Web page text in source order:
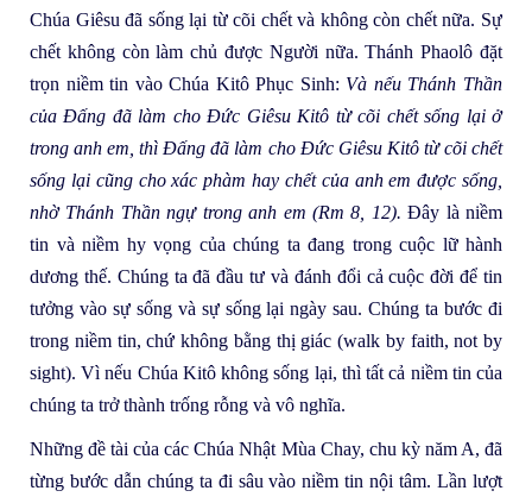
Chúa Giêsu đã sống lại từ cõi chết và không còn chết nữa. Sự
chết không còn làm chủ được Người nữa. Thánh Phaolô đặt
trọn niềm tin vào Chúa Kitô Phục Sinh: Và nếu Thánh Thần
của Đấng đã làm cho Đức Giêsu Kitô từ cõi chết sống lại ở
trong anh em, thì Đấng đã làm cho Đức Giêsu Kitô từ cõi chết
sống lại cũng cho xác phàm hay chết của anh em được sống,
nhờ Thánh Thần ngự trong anh em (Rm 8, 12).Đây là niềm
tin và niềm hy vọng của chúng ta đang trong cuộc lữ hành
dương thế. Chúng ta đã đầu tư và đánh đổi cả cuộc đời để tin
tưởng vào sự sống và sự sống lại ngày sau. Chúng ta bước đi
trong niềm tin, chứ không bằng thị giác (walk by faith, not by
sight). Vì nếu Chúa Kitô không sống lại, thì tất cả niềm tin của
chúng ta trở thành trống rỗng và vô nghĩa.
Những đề tài của các Chúa Nhật Mùa Chay, chu kỳ năm A, đã
từng bước dẫn chúng ta đi sâu vào niềm tin nội tâm. Lần lượt